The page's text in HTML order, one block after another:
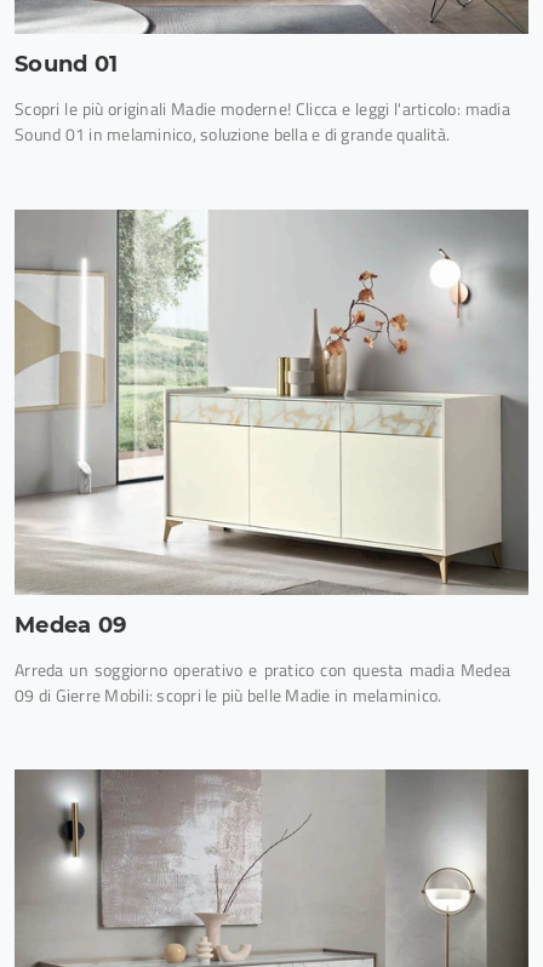
Sound 01
Scopri le più originali Madie moderne! Clicca e leggi l'articolo: madia
Sound 01 in melaminico, soluzione bella e di grande qualità.
Medea 09
Arreda un soggiorno operativo e pratico con questa madia Medea
09 di Gierre Mobili: scopri le più belle Madie in melaminico.